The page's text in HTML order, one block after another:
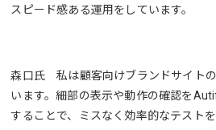
スピード感ある運用をしています。
森口氏 私は顧客向けブランドサイト
います。細部の表示や動作の確認を
することで、ミスなく効率的なテストを